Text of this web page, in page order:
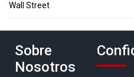
Wall Street
Sobre
Nosotros